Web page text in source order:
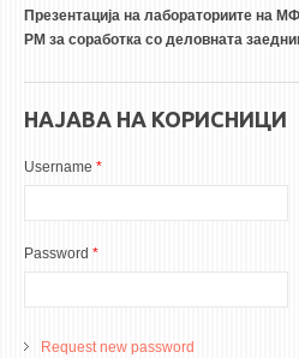
Презентација на лабораториите на
РМ за соработка со деловната
НАЈАВА НА КОРИСНИЦИ
Username *
Password *
Request new password